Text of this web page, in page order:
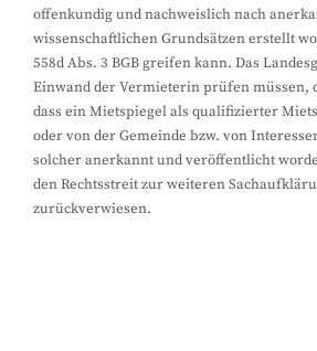
offenkundig und nachweislich nach
wissenschaftlichen Grundsätzen erstellt
558d Abs. 3 BGB greifen kann. Das
Einwand der Vermieterin prüfen müssen,
dass ein Mietspiegel als qualifizierter
oder von der Gemeinde bzw. von
solcher anerkannt und veröffentlicht
den Rechtsstreit zur weiteren
zurückverwiesen.